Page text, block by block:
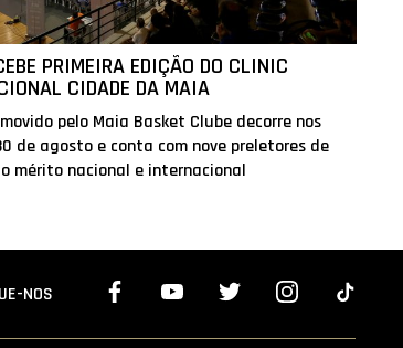
PRIMEIRA EDIÇÃO DO CLINIC
CIDADE DA MAIA
pelo Maia Basket Clube decorre nos
de agosto e conta com nove preletores de
mérito nacional e internacional
NOS